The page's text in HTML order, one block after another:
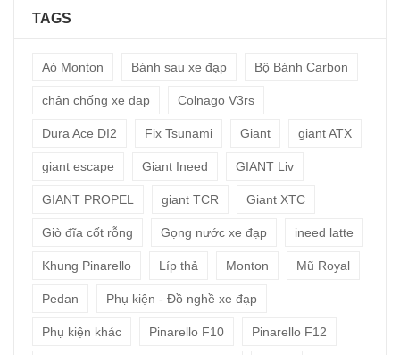
TAGS
Aó Monton Bánh sau xe đạp Bộ Bánh Carbon
chân chống xe đạp Colnago V3rs
Dura Ace DI2 Fix Tsunami Giant giant ATX
giant escape Giant Ineed GIANT Liv
GIANT PROPEL giant TCR Giant XTC
Giò đĩa cốt rỗng Gọng nước xe đạp ineed latte
Khung Pinarello Líp thả Monton Mũ Royal
Pedan Phụ kiện - Đồ nghề xe đạp
Phụ kiện khác Pinarello F10 Pinarello F12